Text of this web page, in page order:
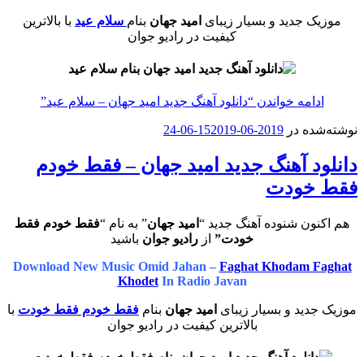
موزیک جدید و بسیار زیبای امید جهان بنام سلام عید با بالاترین
کیفیت در رادیو جوان
ادامه خواندن “دانلود آهنگ جدید امید جهان – سلام عید”
نوشته‌شده در 2019-06-15
2019-06-24
دانلود آهنگ جدید امید جهان – فقط خودم
فقط خودت
هم اکنون شنوده آهنگ جدید “ امید جهان” به نام “فقط خودم فقط
خودت” از رادیو جوان باشید
Download New Music Omid Jahan – Faghat Khodam Faghat
KhodetIn Radio Javan
موزیک جدید و بسیار زیبای امید جهان بنام فقط خودم فقط خودت با
بالاترین کیفیت در رادیو جوان